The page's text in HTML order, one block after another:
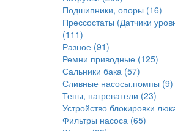
Подшипники, опоры (16)
Прессостаты (Датчики
(111)
Разное (91)
Ремни приводные (125)
Сальники бака (57)
Сливные насосы,помпы (9)
Тены, нагреватели (23)
Устройство блокировки
Фильтры насоса (65)